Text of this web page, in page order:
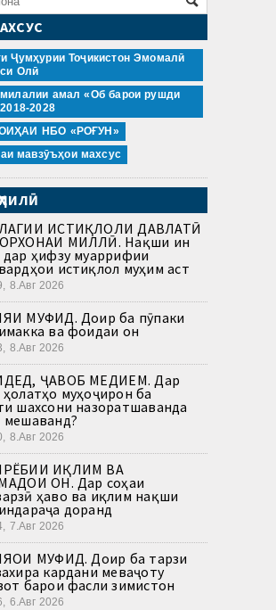
Ҷумҳурии Тоҷикистон Эмомалӣ
Олӣ
амал «Об барои рушди
2028
НБО «РОҒУН»
мавзӯъҳои махсус
ИСТИҚЛОЛИ ДАВЛАТӢ
МИЛЛӢ. Нақши ин
дар ҳифзу муаррифии
истиқлол муҳим аст
8.Авг 2026
МУФИД. Доир ба пӯпаки
ва фоидаи он
8.Авг 2026
ҶАВОБ МЕДИҲЕМ. Дар
муҳоҷирон ба
шахсони назоратшаванда
мешаванд?
8.Авг 2026
ИҚЛИМ ВА
ОН. Дар соҳаи
ҳаво ва иқлим нақши
доранд
7.Авг 2026
МУФИД. Доир ба тарзи
кардани меваҷоту
барои фасли зимистон
6.Авг 2026